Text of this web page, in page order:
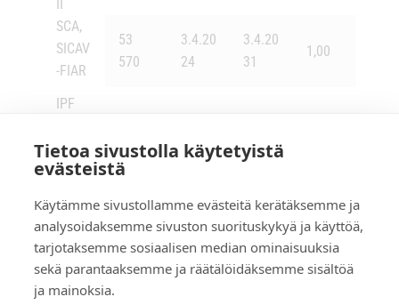
Tietoa sivustolla käytetyistä
evästeistä
Käytämme sivustollamme evästeitä kerätäksemme ja
analysoidaksemme sivuston suorituskykyä ja käyttöä,
tarjotaksemme sosiaalisen median ominaisuuksia
sekä parantaaksemme ja räätälöidäksemme sisältöä
ja mainoksia.
SCA,
SICAV
-FIAR
53
570
3.4.20
24
3.4.20
31
1,00
IPF
II
SCA,
-FIAR
333
333
17.5.2
17.5.2
Lisätietoja warranteista alla englanniksi.
Warrantit 2022